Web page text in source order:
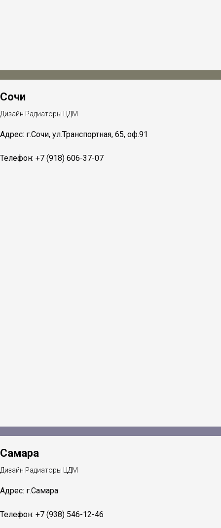
Сочи
Дизайн Радиаторы ЦДМ
Адрес: г.Сочи, ул.Транспортная, 65, оф.91
Телефон: +7 (918) 606-37-07
Самара
Дизайн Радиаторы ЦДМ
Адрес: г.Самара
Телефон: +7 (938) 546-12-46